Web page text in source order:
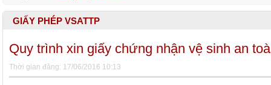
GIẤY PHÉP VSATTP
Quy trình xin giấy chứng nhận vệ sinh an
Thời gian đăng: 17/06/2016 10:13